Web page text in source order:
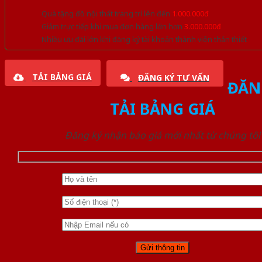
Quà tặng đồ nội thất trang trí lên đến 1.000.000đ
Giảm trực tiếp khi mua đơn hàng lớn hơn 3.000.000đ
Nhiều ưu đãi lớn khi đăng ký tài khoản thành viên thân thiết
TẢI BẢNG GIÁ ĐĂNG KÝ TƯ VẤN
TẢI BẢNG GIÁ
Đăng ký nhận báo giá mới nhất từ chúng tôi